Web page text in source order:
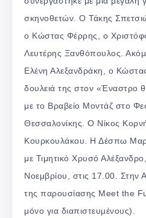
σκηνοθετών. Ο Τάκης
ο Κώστας Φέρρης, ο
Λευτέρης Ξανθόπουλος.
Ελένη Αλεξανδράκη, ο
δουλειά της στον «Έναστρο
με το Βραβείο Μοντάζ στο
Θεσσαλονίκης. Ο Νίκος
Κουρκουλάκου. Η Δέσπω
με Τιμητικό Χρυσό
Νοεμβρίου, στις 17.00. Στην
της παρουσίασης Meet the
μόνο για διαπιστευμένους).